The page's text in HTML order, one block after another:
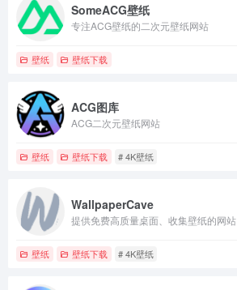
SomeACG壁纸
专注ACG壁纸的二次元壁纸网站
壁纸 壁纸下载
ACG图库
ACG二次元壁纸网站
壁纸 壁纸下载 # 4K壁纸
WallpaperCave
提供免费高质量桌面、收集壁纸的网站
壁纸 壁纸下载 # 4K壁纸